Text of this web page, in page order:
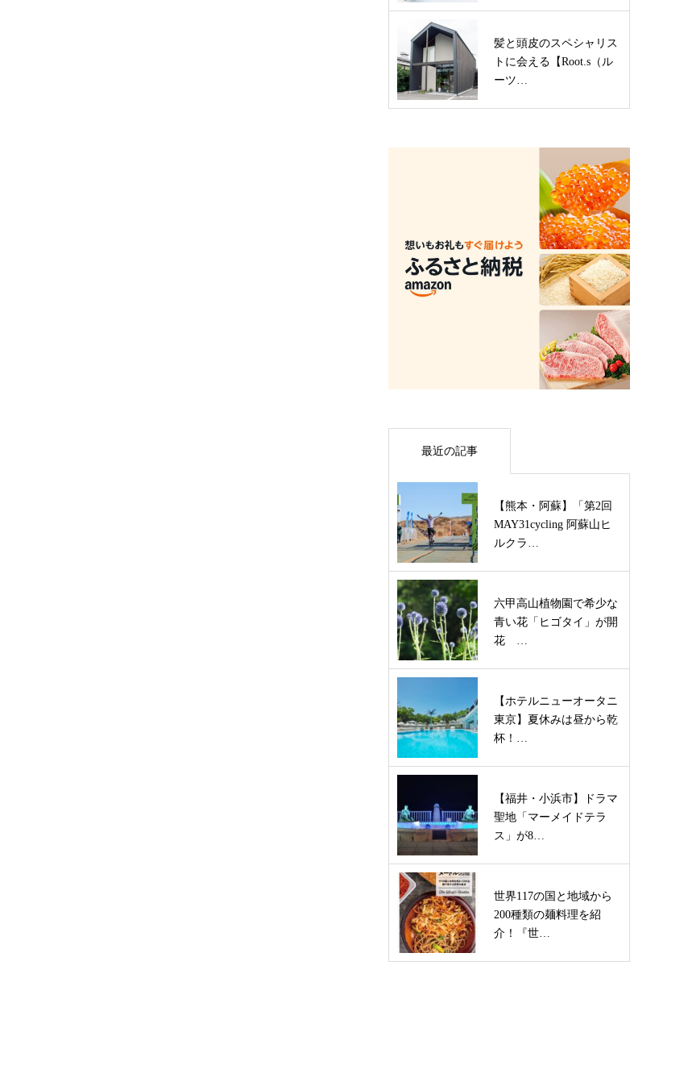
髪と頭皮のスペシャリス
トに会える【Root.s（ル
ーツ…
最近の記事
【熊本・阿蘇】「第2回
MAY31cycling 阿蘇山ヒ
ルクラ…
六甲高山植物園で希少な
青い花「ヒゴタイ」が開
花 …
【ホテルニューオータニ
東京】夏休みは昼から乾
杯！…
【福井・小浜市】ドラマ
聖地「マーメイドテラ
ス」が8…
世界117の国と地域から
200種類の麺料理を紹
介！『世…